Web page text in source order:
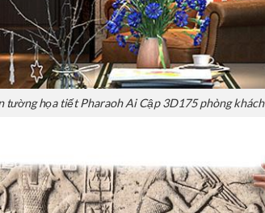
tường họa tiết Pharaoh Ai Cập 3D175 phòng khách